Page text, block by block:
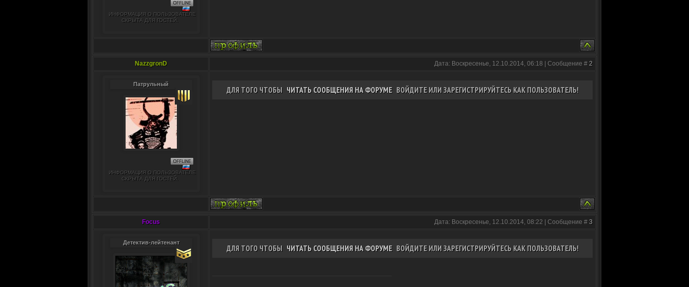
ИНФОРМАЦИЯ О ПОЛЬЗОВАТЕЛЕ
СКРЫТА ДЛЯ ГОСТЕЙ.
NazzgronD Дата: Воскресенье, 12.10.2014, 06:18 | Сообщение # 2
Патрульный
ИНФОРМАЦИЯ О ПОЛЬЗОВАТЕЛЕ
СКРЫТА ДЛЯ ГОСТЕЙ.
ДЛЯ ТОГО ЧТОБЫ ЧИТАТЬ СООБЩЕНИЯ НА ФОРУМЕ ВОЙДИТЕ ИЛИ ЗАРЕГИСТРИРУЙТЕСЬ КАК ПОЛЬЗОВАТЕЛЬ!
Focus Дата: Воскресенье, 12.10.2014, 08:22 | Сообщение # 3
Детектив-лейтенант
ДЛЯ ТОГО ЧТОБЫ ЧИТАТЬ СООБЩЕНИЯ НА ФОРУМЕ ВОЙДИТЕ ИЛИ ЗАРЕГИСТРИРУЙТЕСЬ КАК ПОЛЬЗОВАТЕЛЬ!